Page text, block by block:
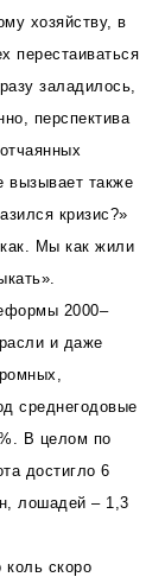
хозяйству, в
перестаиваться
заладилось,
перспектива
вызывает также
кризис?»
Мы как жили
2000–
и даже
среднегодовые
В целом по
достигло 6
лошадей – 1,3
скоро